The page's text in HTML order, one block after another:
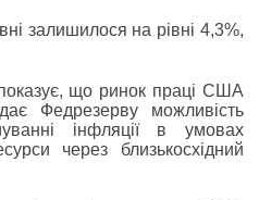
залишилося на рівні 4,3%,
що ринок праці США
Федрезерву можливість
інфляції в умовах
через близькосхідний